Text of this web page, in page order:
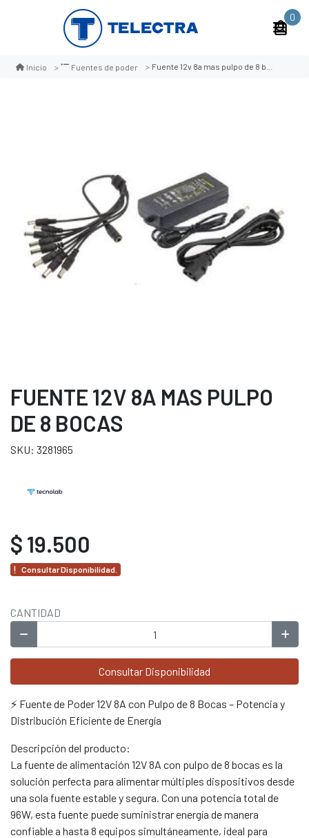
0
Inicio Fuentes de poder Fuente 12v 8a mas pulpo de 8 bocas
FUENTE 12V 8A MAS PULPO
DE 8 BOCAS
SKU: 3281965
$ 19.500
Consultar Disponibilidad.
CANTIDAD
Consultar Disponibilidad
⚡ Fuente de Poder 12V 8A con Pulpo de 8 Bocas – Potencia y
Distribución Eficiente de Energía
Descripción del producto:
La fuente de alimentación 12V 8A con pulpo de 8 bocas es la
solución perfecta para alimentar múltiples dispositivos desde
una sola fuente estable y segura. Con una potencia total de
96W, esta fuente puede suministrar energía de manera
confiable a hasta 8 equipos simultáneamente, ideal para